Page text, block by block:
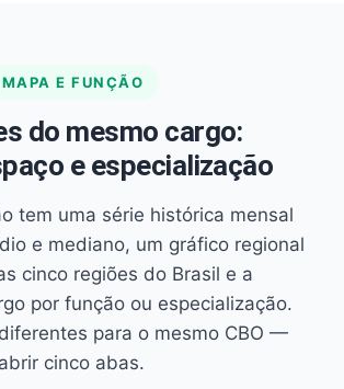
E FUNÇÃO
do mesmo cargo:
e especialização
tem uma série histórica mensal
e mediano, um gráfico regional
cinco regiões do Brasil e a
por função ou especialização.
para o mesmo CBO —
cinco abas.